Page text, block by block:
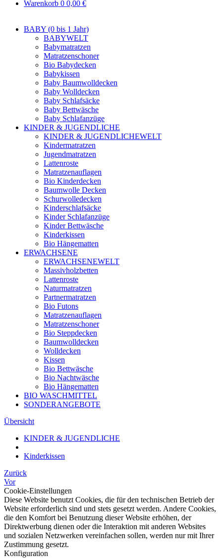
Warenkorb 0 0,00 €
BABY (0 bis 1 Jahr)
BABYWELT
Babymatratzen
Matratzenschoner
Bio Babydecken
Babykissen
Baby Baumwolldecken
Baby Wolldecken
Baby Schlafsäcke
Baby Bettwäsche
Baby Schlafanzüge
KINDER & JUGENDLICHE
KINDER & JUGENDLICHEWELT
Kindermatratzen
Jugendmatratzen
Lattenroste
Matratzenauflagen
Bio Kinderdecken
Baumwolle Decken
Schurwolledecken
Kinderschlafsäcke
Kinder Schlafanzüge
Kinder Bettwäsche
Kinderkissen
Bio Hängematten
ERWACHSENE
ERWACHSENEWELT
Massivholzbetten
Lattenroste
Naturmatratzen
Partnermatratzen
Bio Futons
Matratzenauflagen
Matratzenschoner
Bio Steppdecken
Baumwolldecken
Wolldecken
Kissen
Bio Bettwäsche
Bio Nachtwäsche
Bio Hängematten
BIO WASCHMITTEL
SONDERANGEBOTE
Übersicht
KINDER & JUGENDLICHE
Kinderkissen
Zurück
Vor
Cookie-Einstellungen
Diese Website benutzt Cookies, die für den technischen Betrieb der
Website erforderlich sind und stets gesetzt werden. Andere Cookies,
die den Komfort bei Benutzung dieser Website erhöhen, der
Direktwerbung dienen oder die Interaktion mit anderen Websites
und sozialen Netzwerken vereinfachen sollen, werden nur mit Ihrer
Zustimmung gesetzt.
Konfiguration